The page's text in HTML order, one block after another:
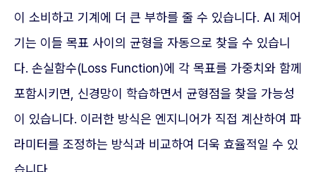
이 소비하고 기계에 더 큰 부하를 줄 수 있습니다. AI 제어
기는 이들 목표 사이의 균형을 자동으로 찾을 수 있습니
다. 손실함수(Loss Function)에 각 목표를 가중치와 함께
포함시키면, 신경망이 학습하면서 균형점을 찾을 가능성
이 있습니다. 이러한 방식은 엔지니어가 직접 계산하여 파
라미터를 조정하는 방식과 비교하여 더욱 효율적일 수 있